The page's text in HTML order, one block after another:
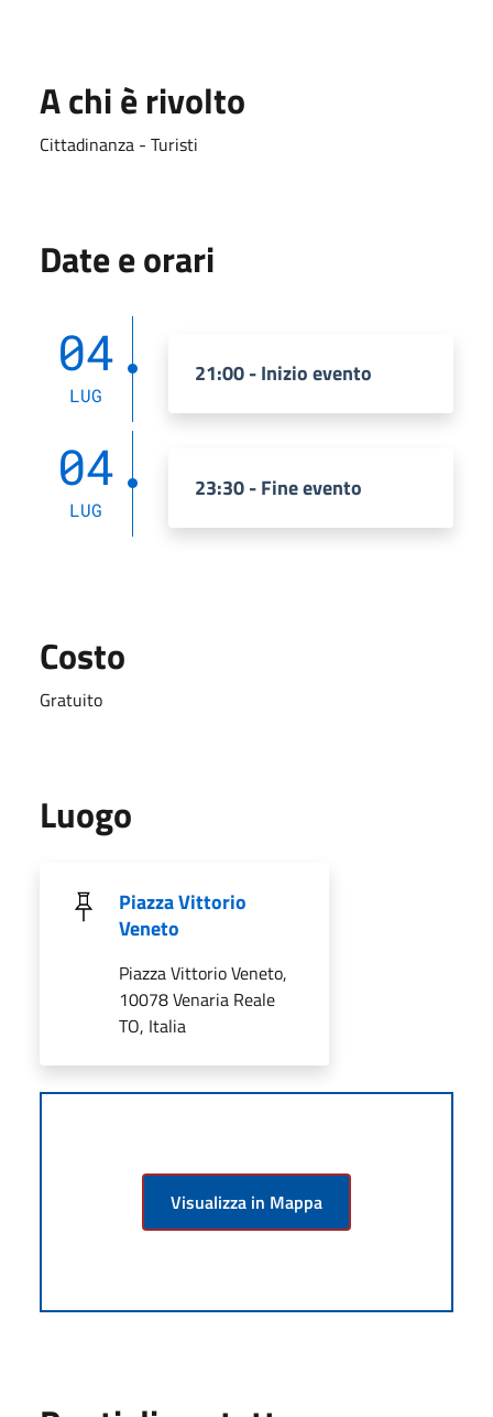
A chi è rivolto
Cittadinanza - Turisti
Date e orari
04
LUG
21:00 - Inizio evento
04
LUG
23:30 - Fine evento
Costo
Gratuito
Luogo
Piazza Vittorio
Veneto
Piazza Vittorio Veneto,
10078 Venaria Reale
TO, Italia
Visualizza in Mappa